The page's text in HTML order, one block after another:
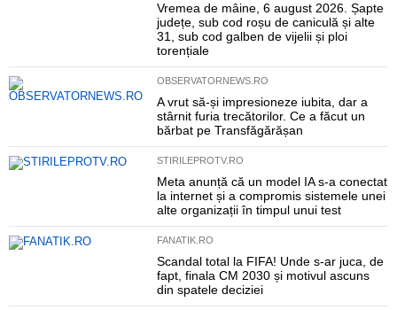
Vremea de mâine, 6 august 2026. Șapte
județe, sub cod roșu de caniculă și alte
31, sub cod galben de vijelii și ploi
torențiale
OBSERVATORNEWS.RO
A vrut să-și impresioneze iubita, dar a
stârnit furia trecătorilor. Ce a făcut un
bărbat pe Transfăgărășan
STIRILEPROTV.RO
Meta anunță că un model IA s-a conectat
la internet și a compromis sistemele unei
alte organizații în timpul unui test
FANATIK.RO
Scandal total la FIFA! Unde s-ar juca, de
fapt, finala CM 2030 și motivul ascuns
din spatele deciziei